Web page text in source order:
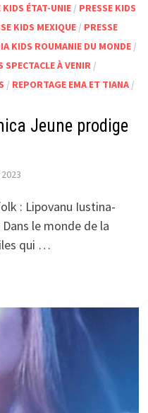
KIDS ÉTAT-UNIE/ PRESSE KIDS
KIDS MEXIQUE/ PRESSE
KIDS ROUMANIE DU MONDE/
SPECTACLE À VENIR/
/ REPORTAGE EMA ET TIANA/
Jeune prodige
: Lipovanu Iustina-
le monde de la
qui …